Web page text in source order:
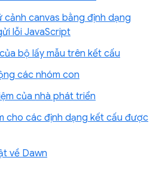
cảnh canvas bằng định dạng
lỗi JavaScript
bộ lấy mẫu trên kết cấu
các nhóm con
của nhà phát triển
cho các định dạng kết cấu được
về Dawn